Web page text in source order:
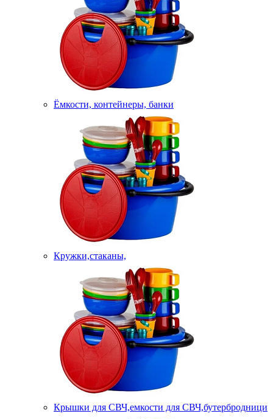
Ёмкости, контейнеры, банки
Кружки,стаканы,
Крышки для СВЧ,емкости для СВЧ,бутербродници